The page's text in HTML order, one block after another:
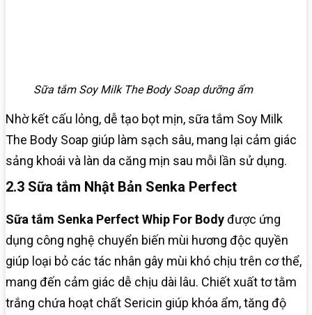
Sữa tắm Soy Milk The Body Soap dưỡng ẩm
Nhờ kết cấu lỏng, dễ tạo bọt mịn, sữa tắm Soy Milk
The Body Soap giúp làm sạch sâu, mang lại cảm giác
sảng khoái và làn da căng mịn sau mỗi lần sử dụng.
2.3 Sữa tắm Nhật Bản Senka Perfect
Sữa tắm Senka Perfect Whip For Bodyđược ứng
dụng công nghệ chuyển biến mùi hương độc quyền
giúp loại bỏ các tác nhân gây mùi khó chịu trên cơ thể,
mang đến cảm giác dễ chịu dài lâu. Chiết xuất tơ tằm
trắng chứa hoạt chất Sericin giúp khóa ẩm, tăng độ